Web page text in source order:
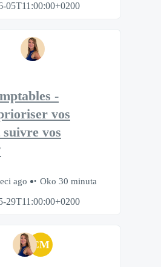
05T11:00:00+0200
-
vos
suivre vos
ago
Oko 30 minuta
29T11:00:00+0200
CM